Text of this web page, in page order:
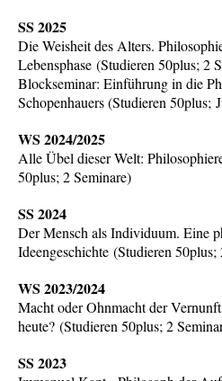
SS 2025
Die Weisheit des Alters.
Lebensphase (Studieren 50plus; 2
Blockseminar: Einführung in die
Schopenhauers (Studieren 50plus;
WS 2024/2025
Alle Übel dieser Welt:
50plus; 2 Seminare)
SS 2024
Der Mensch als Individuum. Eine
Ideengeschichte (Studieren 50plus;
WS 2023/2024
Macht oder Ohnmacht der
heute? (Studieren 50plus; 2
SS 2023